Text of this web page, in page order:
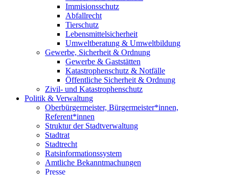
Immisionsschutz
Abfallrecht
Tierschutz
Lebensmittelsicherheit
Umweltberatung & Umweltbildung
Gewerbe, Sicherheit & Ordnung
Gewerbe & Gaststätten
Katastrophenschutz & Notfälle
Öffentliche Sicherheit & Ordnung
Zivil- und Katastrophenschutz
Politik & Verwaltung
Oberbürgermeister, Bürgermeister*innen,
Referent*innen
Struktur der Stadtverwaltung
Stadtrat
Stadtrecht
Ratsinformationssystem
Amtliche Bekanntmachungen
Presse